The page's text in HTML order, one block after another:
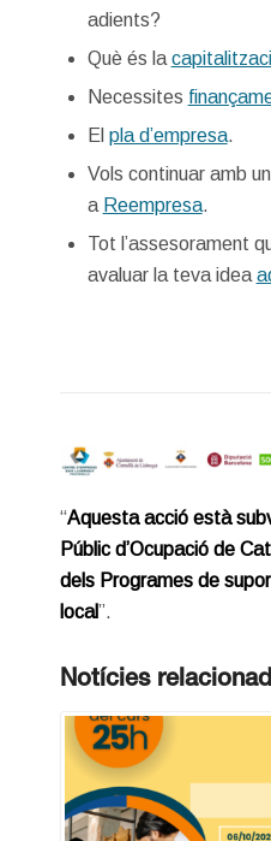
adients?
Què és la
Necessites
El pla d’empresa.
Vols continuar amb
a Reempresa.
Tot l’assesorament
avaluar la teva idea
“Aquesta acció està
Públic d’Ocupació de
dels Programes de
local”.
Notícies